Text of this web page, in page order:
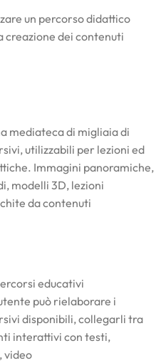
un percorso didattico
creazione dei contenuti
mediateca di migliaia di
utilizzabili per lezioni ed
Immagini panoramiche,
modelli 3D, lezioni
da contenuti
educativi
può rielaborare i
disponibili, collegarli tra
interattivi con testi,
video